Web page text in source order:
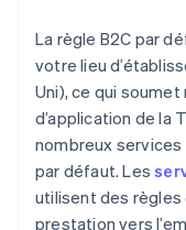
La règle B2C par
votre lieu
Uni), ce qui
d’application de la
nombreux
par défaut. Les
utilisent des
prestation vers